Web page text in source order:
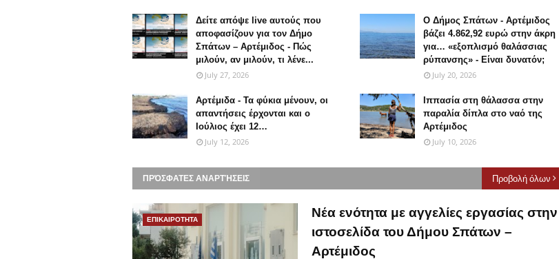
Ο Δήμος Σπάτων - Αρτέμιδος
βάζει 4.862,92 ευρώ στην άκρη
για… «εξοπλισμό θαλάσσιας
ρύπανσης» - Είναι δυνατόν;
July 20, 2026
Ιππασία στη θάλασσα στην
παραλία δίπλα στο ναό της
Αρτέμιδος
July 10, 2026
Δείτε απόψε live αυτούς που
αποφασίζουν για τον Δήμο
Σπάτων – Αρτέμιδος - Πώς
μιλούν, αν μιλούν, τι λένε...
July 27, 2026
Αρτέμιδα - Τα φύκια μένουν, οι
απαντήσεις έρχονται και ο
Ιούλιος έχει 12…
July 12, 2026
ΠΡΌΣΦΑΤΕΣ ΑΝΑΡΤΉΣΕΙΣ Προβολή όλων
ΕΠΙΚΑΙΡΟΤΗΤΑ
Νέα ενότητα με αγγελίες εργασίας στην
ιστοσελίδα του Δήμου Σπάτων –
Αρτέμιδος